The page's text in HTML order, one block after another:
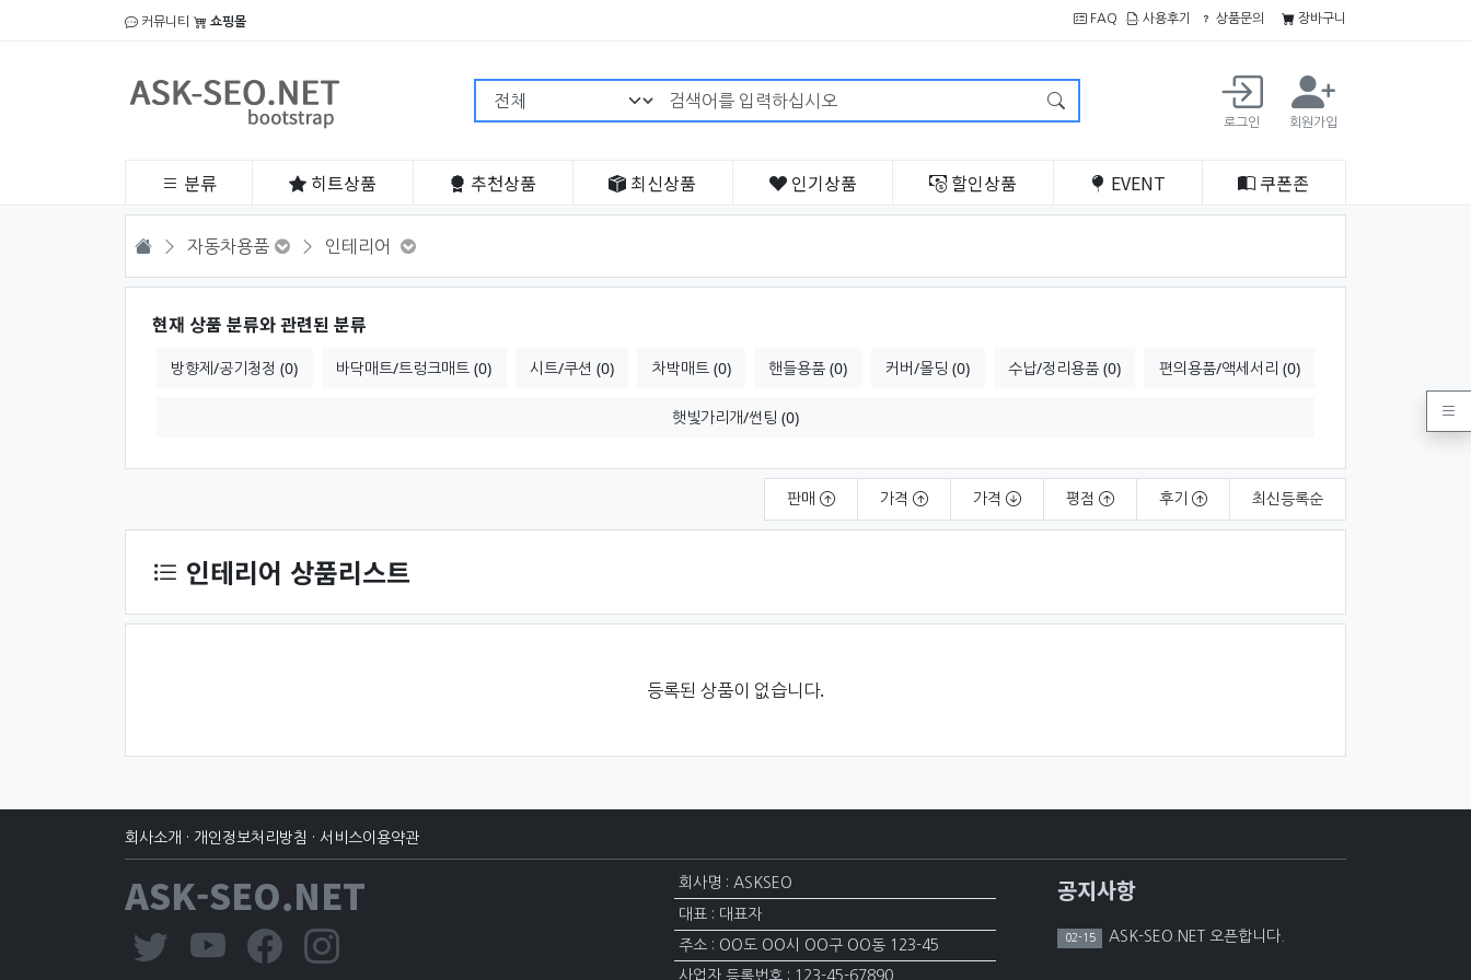
커뮤니티 쇼핑몰 FAQ 사용후기 상품문의 장바구니
검색어 필수
로그인 회원가입
분류 히트상품 추천상품 최신상품 인기상품 할인상품 EVENT 쿠폰존
HOME 자동차용품 인테리어
현재 상품 분류와 관련된 분류
방향제/공기청정 (0) 바닥매트/트렁크매트 (0) 시트/쿠션 (0) 차박매트 (0) 핸들용품 (0) 커버/몰딩 (0) 수납/정리용품 (0) 편의용품/액세서리 (0)
햇빛가리개/썬팅 (0)
판매 가격 가격 평점 후기 최신등록순
인테리어 상품리스트
등록된 상품이 없습니다.
회사소개 · 개인정보처리방침 · 서비스이용약관
ASK-SEO.NET 회사명 : ASKSEO
대표 : 대표자
주소 : OO도 OO시 OO구 OO동 123-45
사업자 등록번호 : 123-45-67890
공지사항
02-15 ASK-SEO.NET 오픈합니다.